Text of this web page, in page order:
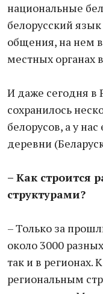
национальные
белорусский
общения, на нем
местных органах
И даже сегодня в
сохранилось
белорусов, а у
деревни
– Как строится
структурами?
– Только за
около 3000
так и в
региональным